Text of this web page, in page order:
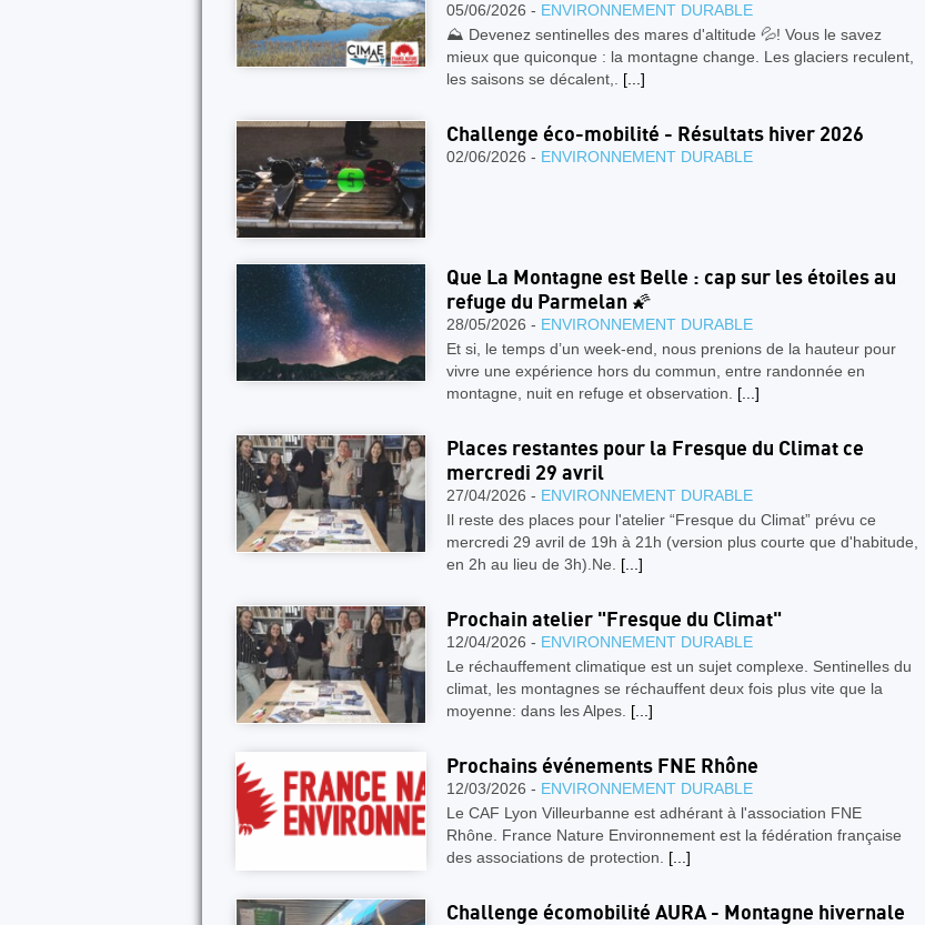
05/06/2026 - ENVIRONNEMENT DURABLE
⛰️ Devenez sentinelles des mares d'altitude 💦! Vous le savez
mieux que quiconque : la montagne change. Les glaciers reculent,
les saisons se décalent,. [...]
Challenge éco-mobilité - Résultats hiver 2026
02/06/2026 - ENVIRONNEMENT DURABLE
Que La Montagne est Belle : cap sur les étoiles au
refuge du Parmelan 🌠
28/05/2026 - ENVIRONNEMENT DURABLE
Et si, le temps d’un week-end, nous prenions de la hauteur pour
vivre une expérience hors du commun, entre randonnée en
montagne, nuit en refuge et observation. [...]
Places restantes pour la Fresque du Climat ce
mercredi 29 avril
27/04/2026 - ENVIRONNEMENT DURABLE
Il reste des places pour l'atelier “Fresque du Climat” prévu ce
mercredi 29 avril de 19h à 21h (version plus courte que d'habitude,
en 2h au lieu de 3h).Ne. [...]
Prochain atelier "Fresque du Climat"
12/04/2026 - ENVIRONNEMENT DURABLE
Le réchauffement climatique est un sujet complexe. Sentinelles du
climat, les montagnes se réchauffent deux fois plus vite que la
moyenne: dans les Alpes. [...]
Prochains événements FNE Rhône
12/03/2026 - ENVIRONNEMENT DURABLE
Le CAF Lyon Villeurbanne est adhérant à l'association FNE
Rhône. France Nature Environnement est la fédération française
des associations de protection. [...]
Challenge écomobilité AURA - Montagne hivernale